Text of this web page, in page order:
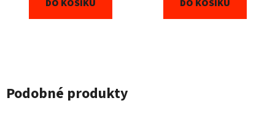
DO KOŠÍKU DO KOŠÍKU
Podobné produkty